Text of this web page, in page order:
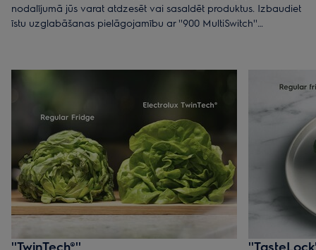
nodalījumā jūs varat atdzesēt vai sasaldēt produktus. Izbaudiet
īstu uzglabāšanas pielāgojamību ar ''900 MultiSwitch''
''TwinTech®''